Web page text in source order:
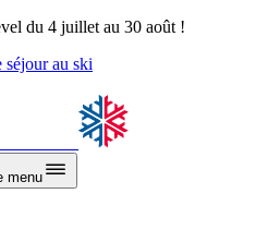
du 4 juillet au 30 août !
séjour au ski
menu